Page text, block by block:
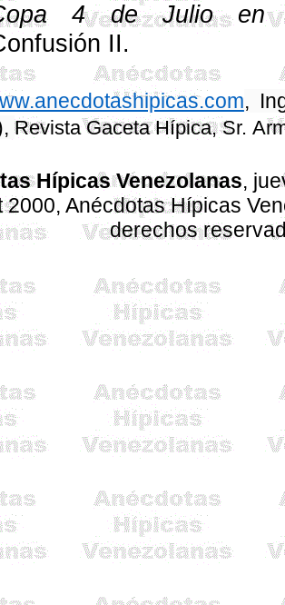
4 de Julio en
II.
,
Revista Gaceta Hípica, Sr.
Hípicas Venezolanas,
2000, Anécdotas Hípicas
derechos